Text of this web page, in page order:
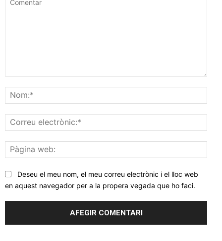
web:
Deseu el meu nom, el meu correu electrònic i el lloc web
en aquest navegador per a la propera vegada que ho faci.